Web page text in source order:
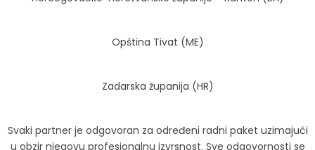
Opština Tivat (ME)
Zadarska županija (HR)
Svaki partner je odgovoran za određeni radni paket uzimajući
u obzir njegovu profesionalnu izvrsnost. Sve odgovornosti se